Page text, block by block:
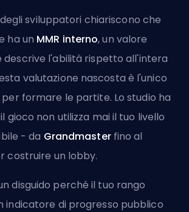
sviluppatori chiariscono che
ha un MMR interno, un valore
descrive l'abilità rispetto all'intera
valutazione nascosta è l'unico
formare le partite. Lo studio ha
gioco non utilizza mai il tuo livello
- da Grandmasterfino al
costruire un lobby.
disguido perché il tuo rango
indicatore di progresso pubblico